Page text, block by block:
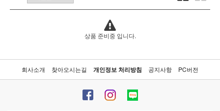
상품 준비중 입니다.
회사소개 찾아오시는길 개인정보 처리방침 공지사항 PC버전